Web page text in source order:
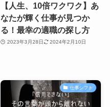
【人生、10倍ワクワク】あ
なたが輝く仕事が見つか
る！最幸の適職の探し方
2023年3月28日 2024年2月10日
仕事シフト